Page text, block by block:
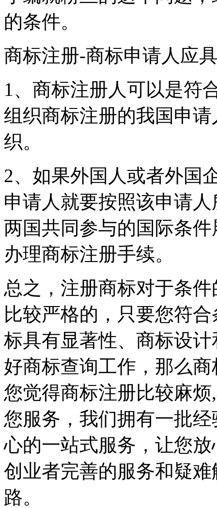
的条件。
商标注册-商标申请人应
1、商标注册人可以是符
组织商标注册的我国申
织。
2、如果外国人或者外国
申请人就要按照该申请
两国共同参与的国际条
办理商标注册手续。
总之，注册商标对于条
比较严格的，只要您符
标具有显著性、商标设
好商标查询工作，那么
您觉得商标注册比较麻
您服务，我们拥有一批
心的一站式服务，让您
创业者完善的服务和疑
路。